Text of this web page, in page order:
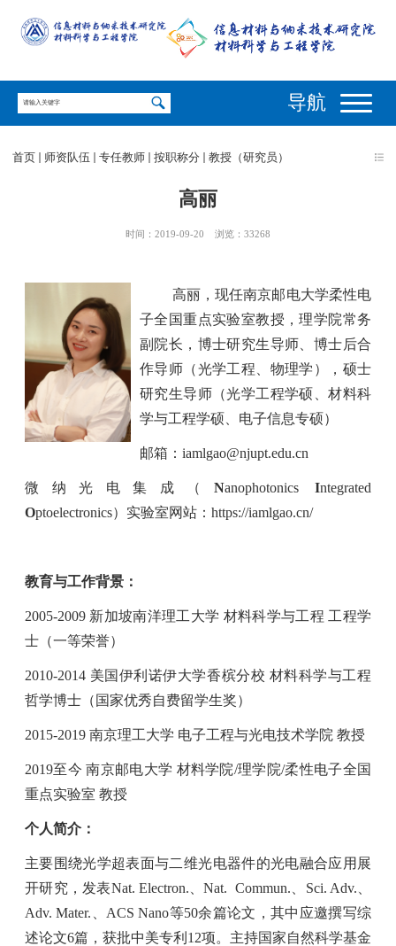
导航
首页 师资队伍 专任教师 按职称分 教授（研究员）
高丽
时间：2019-09-20 浏览： 33268
高丽，现任南京邮电大学柔性电
子全国重点实验室教授，理学院常务
副院长，博士研究生导师、博士后合
作导师（光学工程、物理学），硕士
研究生导师（光学工程学硕、材料科
学与工程学硕、电子信息专硕）
邮箱： iamlgao@njupt.edu.cn
微纳光电集成（ Nanophotonics Integrated
Optoelectronics）实验室网站： https://iamlgao.cn/
教育与工作背景：
2005-2009 新加坡南洋理工大学 材料科学与工程 工程学
士（一等荣誉）
2010-2014 美国伊利诺伊大学香槟分校 材料科学与工程
哲学博士（国家优秀自费留学生奖）
2015-2019 南京理工大学 电子工程与光电技术学院 教授
2019至今 南京邮电大学 材料学院/理学院/柔性电子全国
重点实验室 教授
个人简介：
主要围绕光学超表面与二维光电器件的光电融合应用展
开研究，发表Nat. Electron. 、Nat. Commun. Sci. Adv.
Adv. Mater.
ACS Nano等50余篇论文，其中应邀撰写综
述论文6篇，获批中美专利 12项。主持国家自然科学基金